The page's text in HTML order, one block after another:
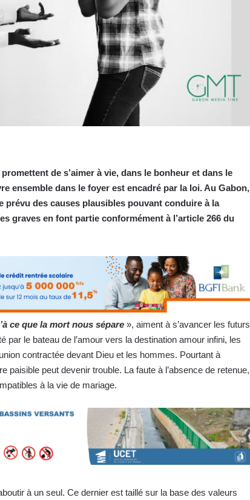
de s’aimer à vie, dans le bonheur et dans le
ensemble dans le foyer est encadré par la loi. Au Gabon,
prévu des causes plausibles pouvant conduire à la
graves en font partie conformément à l’article 266 du
ce que la mort nous sépare », aiment à s’avancer les futurs
le bateau de l’amour vers la destination amour infini, les
contractée devant Dieu et les hommes. Pourtant à
paisible peut devenir trouble. La faute à l’absence de retenue,
à la vie de mariage.
à un seul. Ce dernier est taillé sur la base des valeurs